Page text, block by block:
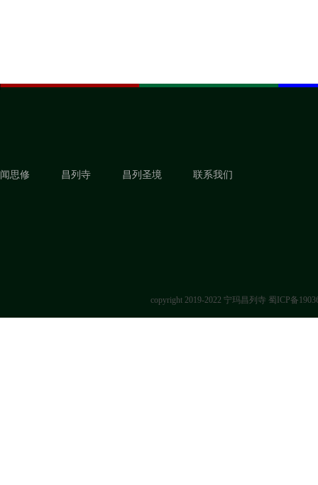
闻思修 昌列寺 昌列圣境 联系我们
copyright 2019-2022 宁玛昌列寺 蜀ICP备